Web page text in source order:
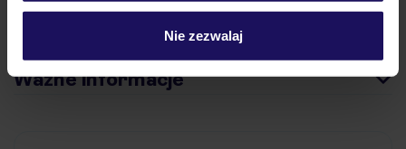
Nie zezwalaj
Atrakcje
Ważne informacje